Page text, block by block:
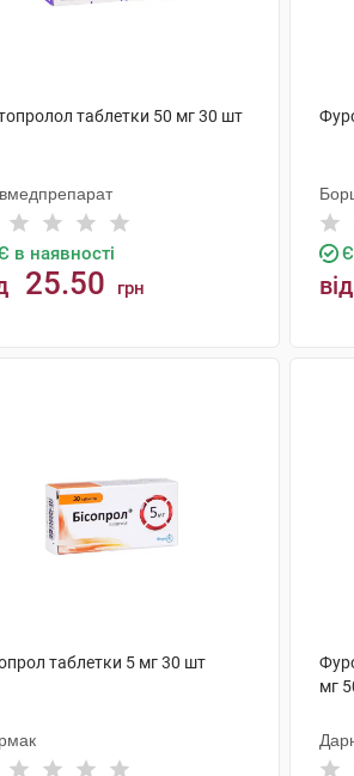
таблетки 50 мг 30 шт
в наявності
25.50 грн від
таблетки 5 мг 30 шт
мг